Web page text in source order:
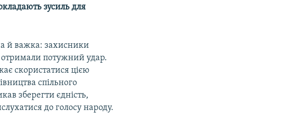
зусиль для
й важка: захисники
отримали потужний удар.
скористатися цією
спільного
зберегти єдність,
до голосу народу.